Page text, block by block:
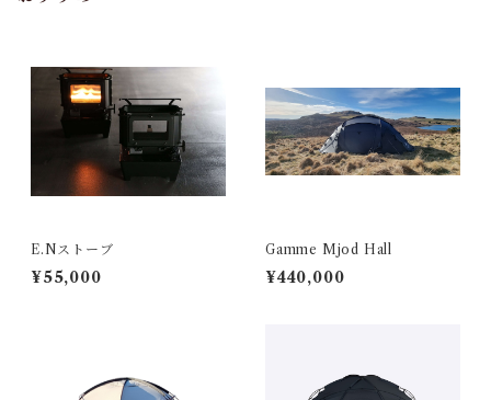
E.Nストーブ
¥55,000
Gamme Mjod Hall
¥440,000